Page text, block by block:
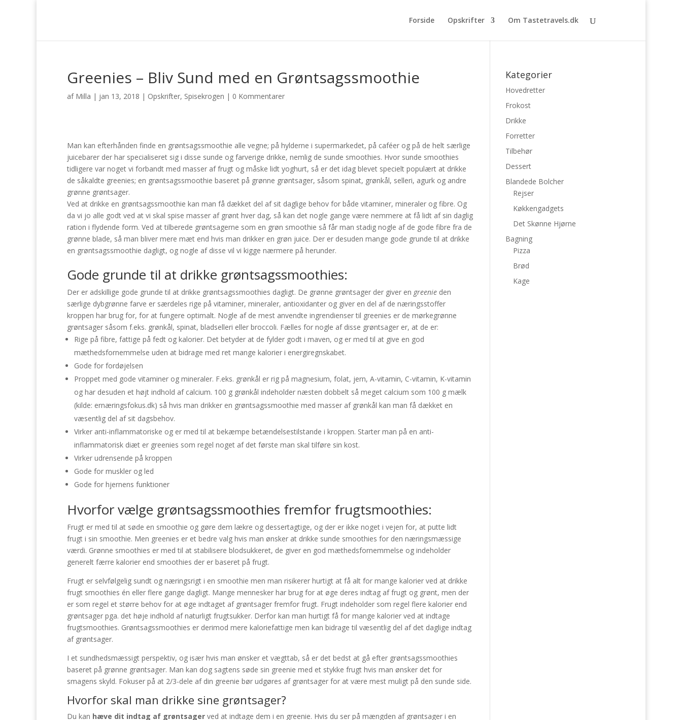
Forside Opskrifter Om Tastetravels.dk
Greenies – Bliv Sund med en Grøntsagssmoothie
af Milla | jan 13, 2018 | Opskrifter, Spisekrogen | 0 Kommentarer
Man kan efterhånden finde en grøntsagssmoothie alle vegne; på hylderne i supermarkedet, på caféer og på de helt særlige
juicebarer der har specialiseret sig i disse sunde og farverige drikke, nemlig de sunde smoothies. Hvor sunde smoothies
tidligere var noget vi forbandt med masser af frugt og måske lidt yoghurt, så er det idag blevet specielt populært at drikke
de såkaldte greenies; en grøntsagssmoothie baseret på grønne grøntsager, såsom spinat, grønkål, selleri, agurk og andre
grønne grøntsager.
Ved at drikke en grøntsagssmoothie kan man få dækket del af sit daglige behov for både vitaminer, mineraler og fibre. Og
da vi jo alle godt ved at vi skal spise masser af grønt hver dag, så kan det nogle gange være nemmere at få lidt af sin daglig
ration i flydende form. Ved at tilberede grøntsagerne som en grøn smoothie så får man stadig nogle af de gode fibre fra de
grønne blade, så man bliver mere mæt end hvis man drikker en grøn juice. Der er desuden mange gode grunde til at drikke
en grøntsagssmoothie dagligt, og nogle af disse vil vi kigge nærmere på herunder.
Gode grunde til at drikke grøntsagssmoothies:
Der er adskillige gode grunde til at drikke grøntsagssmoothies dagligt. De grønne grøntsager der giver en greenie den
særlige dybgrønne farve er særdeles rige på vitaminer, mineraler, antioxidanter og giver en del af de næringsstoffer
kroppen har brug for, for at fungere optimalt. Nogle af de mest anvendte ingrendienser til greenies er de mørkegrønne
grøntsager såsom f.eks. grønkål, spinat, bladselleri eller broccoli. Fælles for nogle af disse grøntsager er, at de er:
Rige på fibre, fattige på fedt og kalorier. Det betyder at de fylder godt i maven, og er med til at give en god
mæthedsfornemmelse uden at bidrage med ret mange kalorier i energiregnskabet.
Gode for fordøjelsen
Proppet med gode vitaminer og mineraler. F.eks. grønkål er rig på magnesium, folat, jern, A-vitamin, C-vitamin, K-vitamin
og har desuden et højt indhold af calcium. 100 g grønkål indeholder næsten dobbelt så meget calcium som 100 g mælk
(kilde: ernæringsfokus.dk) så hvis man drikker en grøntsagssmoothie med masser af grønkål kan man få dækket en
væsentlig del af sit dagsbehov.
Virker anti-inflammatoriske og er med til at bekæmpe betændelsestilstande i kroppen. Starter man på en anti-
inflammatorisk diæt er greenies som regel noget af det første man skal tilføre sin kost.
Virker udrensende på kroppen
Gode for muskler og led
Gode for hjernens funktioner
Hvorfor vælge grøntsagssmoothies fremfor frugtsmoothies:
Frugt er med til at søde en smoothie og gøre dem lækre og dessertagtige, og der er ikke noget i vejen for, at putte lidt
frugt i sin smoothie. Men greenies er et bedre valg hvis man ønsker at drikke sunde smoothies for den næringsmæssige
værdi. Grønne smoothies er med til at stabilisere blodsukkeret, de giver en god mæthedsfornemmelse og indeholder
generelt færre kalorier end smoothies der er baseret på frugt.
Frugt er selvfølgelig sundt og næringsrigt i en smoothie men man risikerer hurtigt at få alt for mange kalorier ved at drikke
frugt smoothies én eller flere gange dagligt. Mange mennesker har brug for at øge deres indtag af frugt og grønt, men der
er som regel et større behov for at øge indtaget af grøntsager fremfor frugt. Frugt indeholder som regel flere kalorier end
grøntsager pga. det høje indhold af naturligt frugtsukker. Derfor kan man hurtigt få for mange kalorier ved at indtage
frugtsmoothies. Grøntsagssmoothies er derimod mere kaloriefattige men kan bidrage til væsentlig del af det daglige indtag
af grøntsager.
I et sundhedsmæssigt perspektiv, og især hvis man ønsker et vægttab, så er det bedst at gå efter grøntsagssmoothies
baseret på grønne grøntsager. Man kan dog sagtens søde sin greenie med et stykke frugt hvis man ønsker det for
smagens skyld. Fokuser på at 2/3-dele af din greenie bør udgøres af grøntsager for at være mest muligt på den sunde side.
Hvorfor skal man drikke sine grøntsager?
Du kan hæve dit indtag af grøntsager ved at indtage dem i en greenie. Hvis du ser på mængden af grøntsager i en
Kategorier
Hovedretter
Frokost
Drikke
Forretter
Tilbehør
Dessert
Blandede Bolcher
Rejser
Køkkengadgets
Det Skønne Hjørne
Bagning
Pizza
Brød
Kage